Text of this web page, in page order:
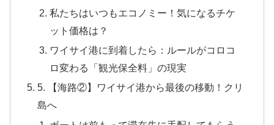
私たちはいつもエコノミー！気になるチケ
ット価格は？
ワイサイ港に到着したら：ルールがコロコ
ロ変わる「観光保全料」の現実
5. 【海路②】ワイサイ港から最後の移動！クリ
島へ